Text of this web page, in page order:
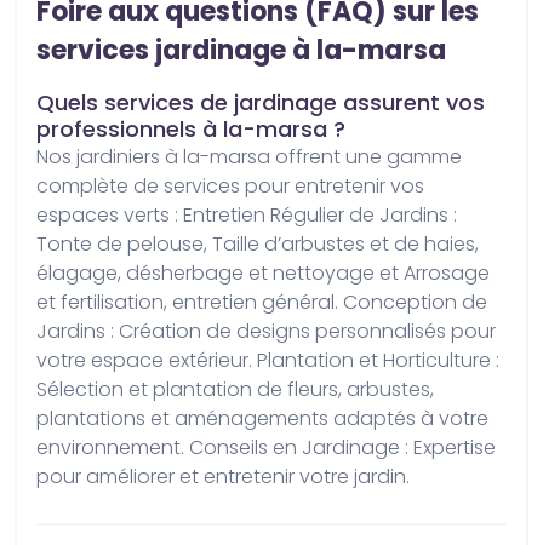
Foire aux questions (FAQ) sur les
services jardinage à la-marsa
Quels services de jardinage assurent vos
professionnels à la-marsa ?
Nos jardiniers à la-marsa offrent une gamme
complète de services pour entretenir vos
espaces verts : Entretien Régulier de Jardins :
Tonte de pelouse, Taille d’arbustes et de haies,
élagage, désherbage et nettoyage et Arrosage
et fertilisation, entretien général. Conception de
Jardins : Création de designs personnalisés pour
votre espace extérieur. Plantation et Horticulture :
Sélection et plantation de fleurs, arbustes,
plantations et aménagements adaptés à votre
environnement. Conseils en Jardinage : Expertise
pour améliorer et entretenir votre jardin.